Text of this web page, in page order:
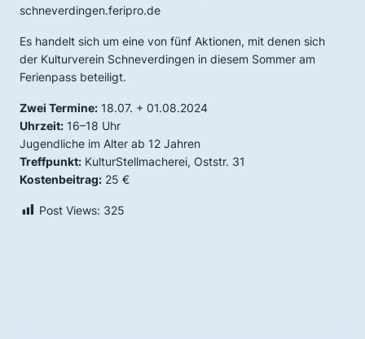
schneverdingen.feripro.de
Es handelt sich um eine von fünf Aktionen, mit denen sich
der Kulturverein Schneverdingen in diesem Sommer am
Ferienpass beteiligt.
Zwei Termine: 18.07. + 01.08.2024
Uhrzeit: 16–18 Uhr
Jugendliche im Alter ab 12 Jahren
Treffpunkt: KulturStellmacherei, Oststr. 31
Kostenbeitrag: 25 €
Post Views: 325